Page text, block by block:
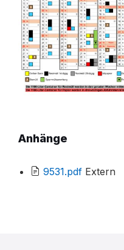
Anhänge
9531.pdf File
Extern